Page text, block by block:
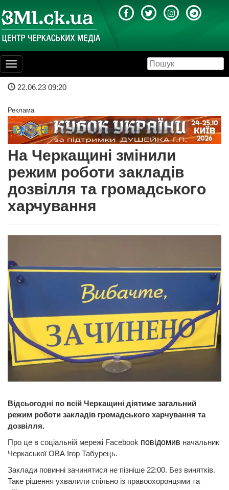
Toggle
navigation
22.06.23 09:20
Реклама
На Черкащині змінили
режим роботи закладів
дозвілля та громадського
харчування
Відсьогодні по всій Черкащині діятиме загальний
режим роботи закладів громадського харчування та
дозвілля.
Про це в соціальній мережі Facebook повідомив начальник
Черкаської ОВА Ігор Табурець.
Заклади повинні зачинятися не пізніше 22:00. Без винятків.
Таке рішення ухвалили спільно із правоохоронцями та